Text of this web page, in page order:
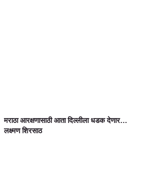
मराठा आरक्षणासाठी आता दिल्लीला धडक देणार…
लक्ष्मण शिरसाठ